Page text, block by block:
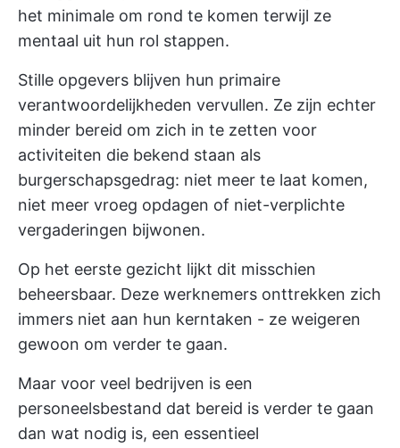
het minimale om rond te komen terwijl ze
mentaal uit hun rol stappen.
Stille opgevers blijven hun primaire
verantwoordelijkheden vervullen. Ze zijn echter
minder bereid om zich in te zetten voor
activiteiten die bekend staan als
burgerschapsgedrag: niet meer te laat komen,
niet meer vroeg opdagen of niet-verplichte
vergaderingen bijwonen.
Op het eerste gezicht lijkt dit misschien
beheersbaar. Deze werknemers onttrekken zich
immers niet aan hun kerntaken - ze weigeren
gewoon om verder te gaan.
Maar voor veel bedrijven is een
personeelsbestand dat bereid is verder te gaan
dan wat nodig is, een essentieel